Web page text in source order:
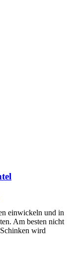
einwickeln und in
Am besten nicht
wird